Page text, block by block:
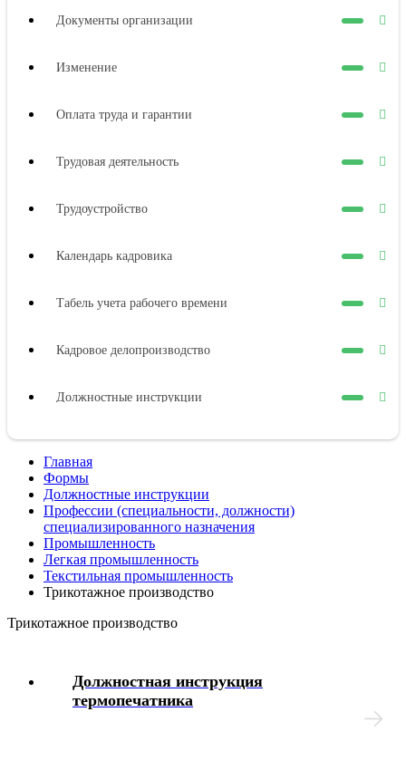
Документы организации
Изменение
Оплата труда и гарантии
Трудовая деятельность
Трудоустройство
Календарь кадровика
Табель учета рабочего времени
Кадровое делопроизводство
Должностные инструкции
Оплата труда
Представительные органы работников
Коллективный договор
Трудовой договор
Рабочее время
Отпуска
Главная
Формы
Должностные инструкции
Профессии (специальности, должности)
специализированного назначения
Промышленность
Легкая промышленность
Текстильная промышленность
Трикотажное производство
Трикотажное производство
Должностная инструкция
термопечатника